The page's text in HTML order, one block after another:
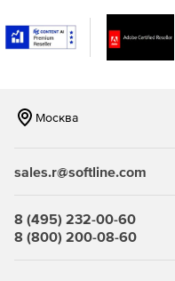
С помощью
форматировать SQL-
обеспечивая
навигации и
настройки
Москва
sales.r@softline.com
8 (495) 232-00-60
8 (800) 200-08-60